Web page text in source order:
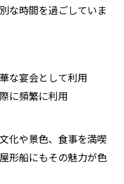
な時間を過ごしていま
な宴会として利用
に頻繁に利用
化や景色、食事を満喫
形船にもその魅力が色